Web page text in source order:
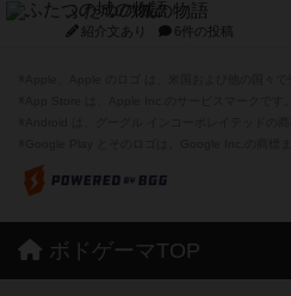
ふたつの城の物語
紹介文あり 6件の投稿
ボドゲーマTOP